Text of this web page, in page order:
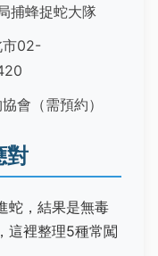
捕蜂捉蛇大隊
市02-
會（需預約）
對
蛇，結果是無毒
這裡整理5種常闖